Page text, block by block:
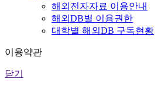
해외전자자료 이용안내
해외DB별 이용권한
대학별 해외DB 구독현황
이용약관
닫기